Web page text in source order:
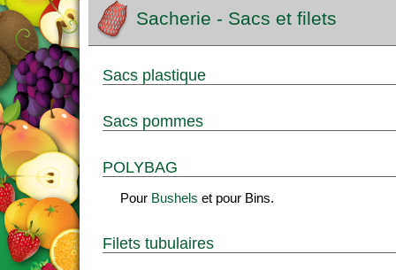
Sacherie - Sacs et filets
Sacs plastique
Sacs pommes
POLYBAG
Pour Bushels et pour Bins.
Filets tubulaires